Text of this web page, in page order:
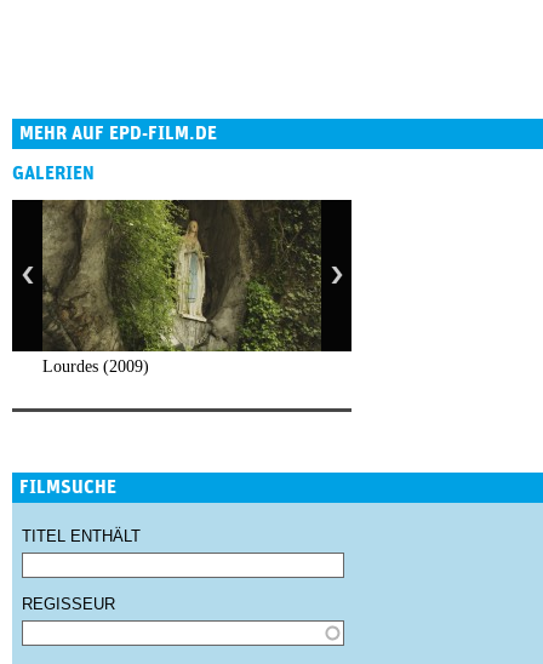
MEHR AUF EPD-FILM.DE
GALERIEN
Lourdes (2009)
FILMSUCHE
TITEL ENTHÄLT
REGISSEUR